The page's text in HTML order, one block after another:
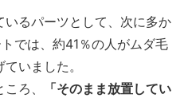
るパーツとして、次に多か
では、約41％の人がムダ毛
いました。
ろ、
「そのまま放置してい